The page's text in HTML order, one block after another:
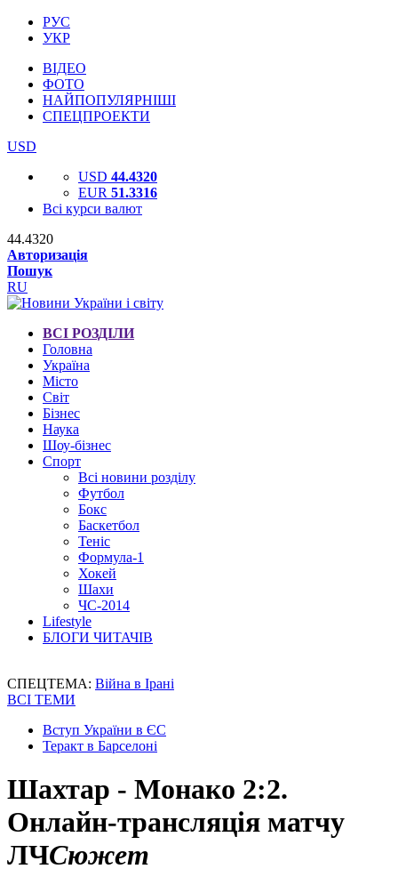
РУС
УКР
ВІДЕО
ФОТО
НАЙПОПУЛЯРНІШІ
СПЕЦПРОЕКТИ
USD
USD 44.4320
EUR 51.3316
Всі курси валют
44.4320
Авторизація
Пошук
RU
ВСІ РОЗДІЛИ
Головна
Україна
Місто
Світ
Бізнес
Наука
Шоу-бізнес
Спорт
Всі новини розділу
Футбол
Бокс
Баскетбол
Теніс
Формула-1
Хокей
Шахи
ЧС-2014
Lifestyle
БЛОГИ ЧИТАЧІВ
СПЕЦТЕМА: Війна в Ірані
ВСІ ТЕМИ
Вступ України в ЄС
Теракт в Барселоні
Шахтар - Монако 2:2.
Онлайн-трансляція матчу
ЛЧСюжет